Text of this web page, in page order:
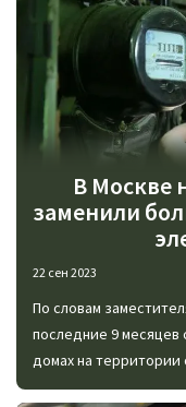
В Москве
заменили
22 сен 2023
По словам
последние 9 месяцев
домах на территории
130 тысяч счетчиков